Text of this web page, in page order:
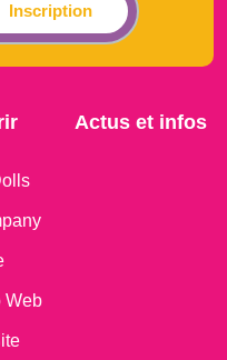
Inscription
Web
Actus et infos